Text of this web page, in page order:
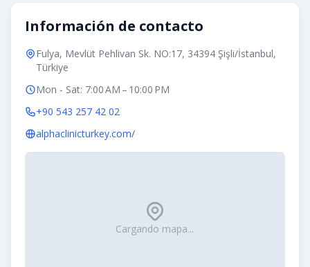
Información de contacto
Fulya, Mevlüt Pehlivan Sk. NO:17, 34394 Şişli/İstanbul,
Türkiye
Mon - Sat: 7:00 AM – 10:00 PM
+90 543 257 42 02
alphaclinicturkey.com/
Cargando mapa...